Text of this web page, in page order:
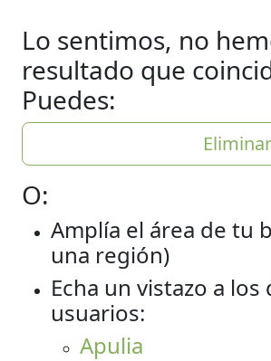
Lo sentimos, no
resultado que
Puedes:
O:
Amplía el área de tu
una región)
Echa un vistazo a
usuarios:
Apulia